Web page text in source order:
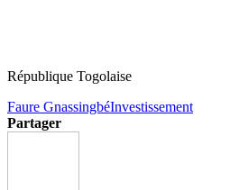
République Togolaise
Faure GnassingbéInvestissement
Partager